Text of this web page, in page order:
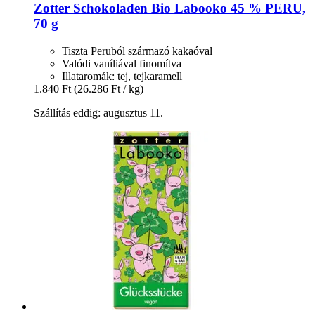
Zotter Schokoladen Bio Labooko 45 % PERU,
70 g
Tiszta Peruból származó kakaóval
Valódi vaníliával finomítva
Illataromák: tej, tejkaramell
1.840 Ft (26.286 Ft / kg)
Szállítás eddig: augusztus 11.